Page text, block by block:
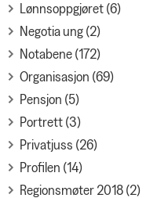
Lønnsoppgjøret (6)
Negotia ung (2)
Notabene (172)
Organisasjon (69)
Pensjon (5)
Portrett (3)
Privatjuss (26)
Profilen (14)
Regionsmøter 2018 (2)